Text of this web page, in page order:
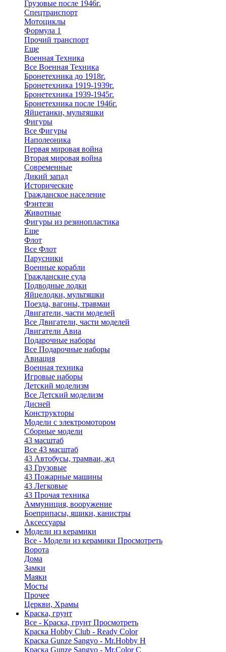
Грузовые после 1946г.
Спецтранспорт
Мотоциклы
Формула 1
Прочий транспорт
Еще
Военная Техника
Все Военная Техника
Бронетехника до 1918г.
Бронетехника 1919-1939г.
Бронетехника 1939-1945г.
Бронетехника после 1946г.
Яйцетанки, мультяшки
Фигуры
Все Фигуры
Наполеоника
Первая мировая война
Вторая мировая война
Современные
Дикий запад
Исторические
Гражданское население
Фэнтези
Животные
Фигуры из резинопластика
Еще
Флот
Все Флот
Парусники
Военные корабли
Гражданские суда
Подводные лодки
Яйцелодки, мультяшки
Поезда, вагоны, травмаи
Двигатели, части моделей
Все Двигатели, части моделей
Двигатели Авиа
Подарочные наборы
Все Подарочные наборы
Авиация
Военная техника
Игровые наборы
Детский моделизм
Все Детский моделизм
Дисней
Конструкторы
Модели с электромотором
Сборные модели
43 масштаб
Все 43 масштаб
43 Автобусы, трамваи, жд
43 Грузовые
43 Пожарные машины
43 Легковые
43 Прочая техника
Аммуниция, вооружение
Боеприпасы, ящики, канистры
Аксессуары
Модели из керамики
Все - Модели из керамики Просмотреть
Ворота
Дома
Замки
Маяки
Мосты
Прочее
Церкви, Храмы
Краска, грунт
Все - Краска, грунт Просмотреть
Краска Hobby Club - Ready Color
Краска Gunze Sangyo - Mr.Hobby H
Краска Gunze Sangyo - Mr.Color C